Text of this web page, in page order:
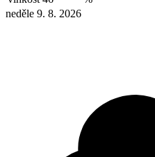
neděle 9. 8. 2026